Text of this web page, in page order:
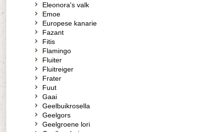
Eleonora's valk
Emoe
Europese kanarie
Fazant
Fitis
Flamingo
Fluiter
Fluitreiger
Frater
Fuut
Gaai
Geelbuikrosella
Geelgors
Geelgroene lori